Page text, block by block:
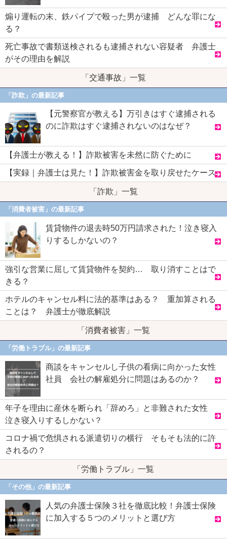
煽り運転の末、鉄パイプで殴った男が逮捕 どんな罪にな
る？
死亡事故で書類送検されるも逮捕されない容疑者 弁護士
がその理由を解説
「交通事故」一覧
「詐欺」の最新記事
【元警察官が教える】万引きはすぐ逮捕される
のに詐欺はすぐ逮捕されないのはなぜ？
【弁護士が教える！】詐欺被害を未然に防ぐために
【実録｜弁護士は見た！】詐欺被害金を取り戻せたケース
「詐欺」一覧
「消費者被害」の最新記事
賃貸物件の退去時50万円請求された！泣き寝入
りするしかないの？
強引な営業に屈して賃貸物件を契約… 取り消すことはで
きる？
ホテルのキャンセル料に法的基準はある？ 重加算される
ことは？ 弁護士が徹底解説
「消費者被害」一覧
「労働トラブル」の最新記事
商談をキャンセルし子供の看病に向かった女性
社員 会社の解雇処分に問題はあるのか？
年子を理由に産休を断られ「辞めろ」と非難された女性
泣き寝入りするしかない？
コロナ禍で危惧される派遣切りの横行 そもそも法的に許
されるの？
「労働トラブル」一覧
「その他」の最新記事
人気の弁護士保険３社を徹底比較！弁護士保険
に加入する５つのメリットと選び方